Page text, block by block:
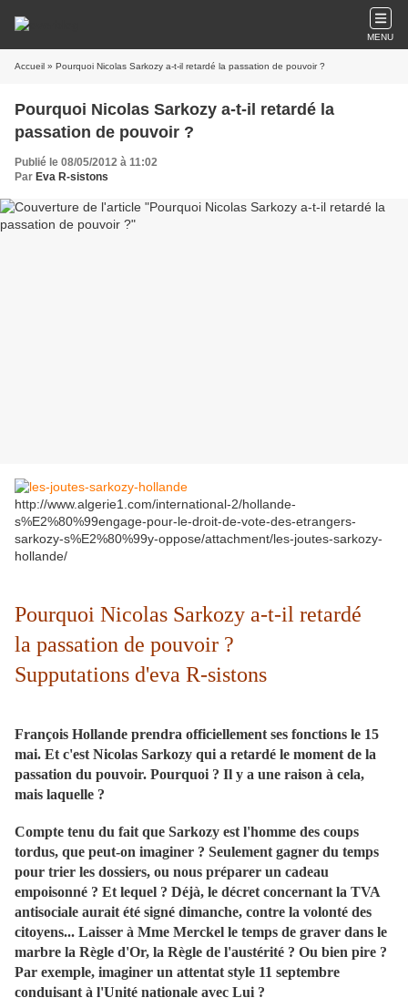
MENU
Accueil » Pourquoi Nicolas Sarkozy a-t-il retardé la passation de pouvoir ?
Pourquoi Nicolas Sarkozy a-t-il retardé la
passation de pouvoir ?
Publié le 08/05/2012 à 11:02
Par Eva R-sistons
http://www.algerie1.com/international-2/hollande-
s%E2%80%99engage-pour-le-droit-de-vote-des-etrangers-
sarkozy-s%E2%80%99y-oppose/attachment/les-joutes-sarkozy-
hollande/
Pourquoi Nicolas Sarkozy a-t-il retardé
la passation de pouvoir ?
Supputations d'eva R-sistons
François Hollande prendra officiellement ses fonctions le 15
mai. Et c'est Nicolas Sarkozy qui a retardé le moment de la
passation du pouvoir. Pourquoi ? Il y a une raison à cela,
mais laquelle ?
Compte tenu du fait que Sarkozy est l'homme des coups
tordus, que peut-on imaginer ? Seulement gagner du temps
pour trier les dossiers, ou nous préparer un cadeau
empoisonné ? Et lequel ? Déjà, le décret concernant la TVA
antisociale aurait été signé dimanche, contre la volonté des
citoyens... Laisser à Mme Merckel le temps de graver dans le
marbre la Règle d'Or, la Règle de l'austérité ? Ou bien pire ?
Par exemple, imaginer un attentat style 11 septembre
conduisant à l'Unité nationale avec Lui ?